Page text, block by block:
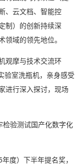
、云文档、智能控
制）的创新持续深
域的领先地位。
摩与技术交流环
验室洗瓶机，亲身感受
进行深入探讨，现场
验测试国产化数字化
度）下半年提名奖，